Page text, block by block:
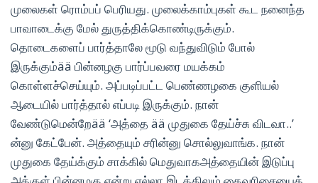
முலைகள் ரொம்பப் பெரியது. முலைக்காம்புகள் கூட நனைந்த
பாவாடைக்கு மேல் துருத்திக்கொண்டிருக்கும்.
தொடைகளைப் பார்த்தாலே மூடு வந்துவிடும் போல்
இருக்கும்ää பின்னழகு பார்ப்பவரை மயக்கம்
கொள்ளச்செய்யும். அப்படிப்பட்ட பெண்ணழகை குளியல்
ஆடையில் பார்த்தால் எப்படி இருக்கும். நான்
வேண்டுமென்றேää ‘அத்தை ää முதுகை தேய்ச்சு விடவா..’
ன்னு கேட்பேன். அத்தையும் சரின்னு சொல்லுவாங்க. நான்
முதுகை தேய்க்கும் சாக்கில் மெதுவாகஅத்தையின் இடுப்பு